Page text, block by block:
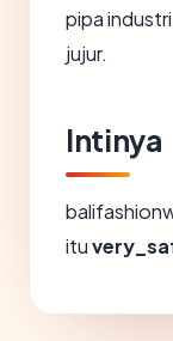
pipa
jujur.
Intinya
itu